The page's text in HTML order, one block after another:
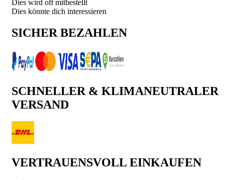
Dies wird oft mitbestellt
Dies könnte dich interessieren
SICHER BEZAHLEN
SCHNELLER & KLIMANEUTRALER
VERSAND
VERTRAUENSVOLL EINKAUFEN